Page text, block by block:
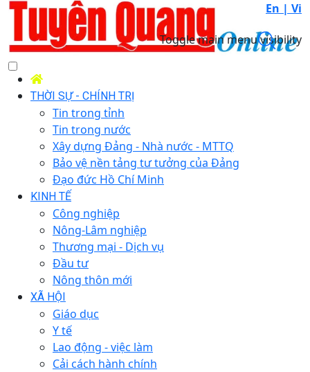
En | Vi
Toggle main menu visibility
THỜI SỰ - CHÍNH TRỊ
Tin trong tỉnh
Tin trong nước
Xây dựng Đảng - Nhà nước - MTTQ
Bảo vệ nền tảng tư tưởng của Đảng
Đạo đức Hồ Chí Minh
KINH TẾ
Công nghiệp
Nông-Lâm nghiệp
Thương mại - Dịch vụ
Đầu tư
Nông thôn mới
XÃ HỘI
Giáo dục
Y tế
Lao động - việc làm
Cải cách hành chính